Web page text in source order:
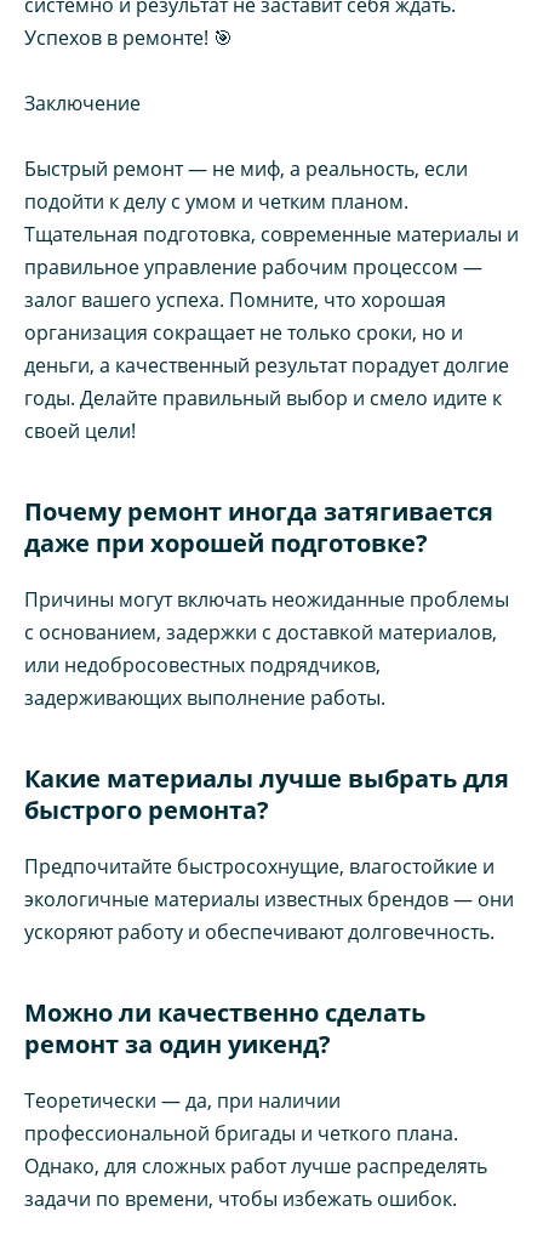
Успехов в ремонте! 🎯
Заключение
Быстрый ремонт — не миф, а реальность, если
подойти к делу с умом и четким планом.
Тщательная подготовка, современные материалы и
правильное управление рабочим процессом —
залог вашего успеха. Помните, что хорошая
организация сокращает не только сроки, но и
деньги, а качественный результат порадует долгие
годы. Делайте правильный выбор и смело идите к
своей цели!
Почему ремонт иногда затягивается
даже при хорошей подготовке?
Причины могут включать неожиданные проблемы
с основанием, задержки с доставкой материалов,
или недобросовестных подрядчиков,
задерживающих выполнение работы.
Какие материалы лучше выбрать для
быстрого ремонта?
Предпочитайте быстросохнущие, влагостойкие и
экологичные материалы известных брендов — они
ускоряют работу и обеспечивают долговечность.
Можно ли качественно сделать
ремонт за один уикенд?
Теоретически — да, при наличии
профессиональной бригады и четкого плана.
Однако, для сложных работ лучше распределять
задачи по времени, чтобы избежать ошибок.